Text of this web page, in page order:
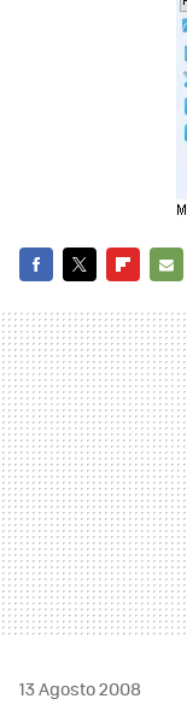
MAIL
13 Agosto 2008